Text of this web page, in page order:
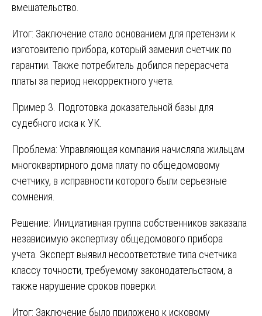
вмешательство.
Итог: Заключение стало основанием для претензии к
изготовителю прибора, который заменил счетчик по
гарантии. Также потребитель добился перерасчета
платы за период некорректного учета.
Пример 3. Подготовка доказательной базы для
судебного иска к УК.
Проблема: Управляющая компания начисляла жильцам
многоквартирного дома плату по общедомовому
счетчику, в исправности которого были серьезные
сомнения.
Решение: Инициативная группа собственников заказала
независимую экспертизу общедомового прибора
учета. Эксперт выявил несоответствие типа счетчика
классу точности, требуемому законодательством, а
также нарушение сроков поверки.
Итог: Заключение было приложено к исковому